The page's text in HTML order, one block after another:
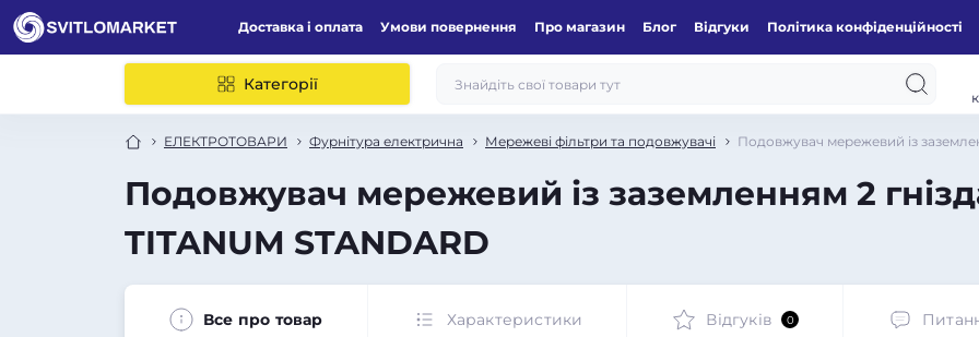
Доставка і оплата Умови повернення Про магазин Блог Відгуки Політика конфіденційності
Категорії
ЕЛЕКТРОТОВАРИ Фурнітура електрична Мережеві фільтри та подовжувачі Подовжувач мережевий із
Подовжувач мережевий із заземленням 2
TITANUM STANDARD
Все про товар Характеристики Відгуків 0